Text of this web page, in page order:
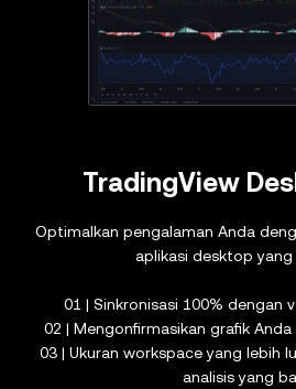
TradingView
Optimalkan pengalaman Anda
aplikasi desktop yang
01 | Sinkronisasi 100% dengan
02 | Mengonfirmasikan grafik
03 | Ukuran workspace yang lebih
analisis yang